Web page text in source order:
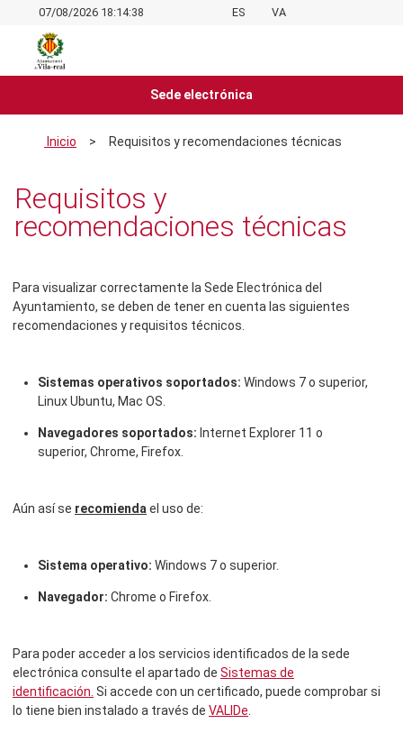
07/08/2026 18:14:38 ES VA
Sede electrónica
Inicio > Requisitos y recomendaciones técnicas
Requisitos y
recomendaciones técnicas
Para visualizar correctamente la Sede Electrónica del
Ayuntamiento, se deben de tener en cuenta las siguientes
recomendaciones y requisitos técnicos.
Sistemas operativos soportados: Windows 7 o superior,
Linux Ubuntu, Mac OS.
Navegadores soportados: Internet Explorer 11 o
superior, Chrome, Firefox.
Aún así se recomienda el uso de:
Sistema operativo: Windows 7 o superior.
Navegador: Chrome o Firefox.
Para poder acceder a los servicios identificados de la sede
electrónica consulte el apartado de Sistemas de
identificación. Si accede con un certificado, puede comprobar si
lo tiene bien instalado a través de VALIDe